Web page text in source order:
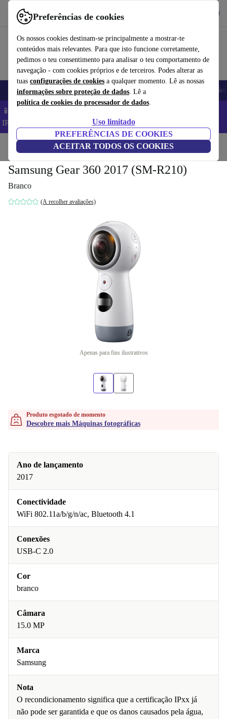
Preferências de cookies
Os nossos cookies destinam-se principalmente a mostrar-te
conteúdos mais relevantes. Para que isto funcione corretamente,
pedimos o teu consentimento para analisar o teu comportamento de
navegação - com cookies próprios e de terceiros. Podes alterar as
tuas configurações de cookies a qualquer momento. Lê as nossas
informações sobre proteção de dados. Lê a
política de cookies do processador de dados.
Uso limitado
PREFERÊNCIAS DE COOKIES
ACEITAR TODOS OS COOKIES
Use o refurbed de forma rápida e fácil
Telemóveis Computadores Portáteis Tablets
📱 Poupa 5% EXTRA em todos os iPhones – Código:
IPHONEDEAL –
Início Máquinas fotográficas
Samsung Gear 360 2017 (SM-R210)
Branco
(A recolher avaliações)
Apenas para fins ilustrativos
Produto esgotado de momento
Descobre mais Máquinas fotográficas
Ano de lançamento
2017
Conectividade
WiFi 802.11a/b/g/n/ac, Bluetooth 4.1
Conexões
USB-C 2.0
Cor
branco
Câmara
15.0 MP
Marca
Samsung
Nota
O recondicionamento significa que a certificação IPxx já
não pode ser garantida e que os danos causados pela água,